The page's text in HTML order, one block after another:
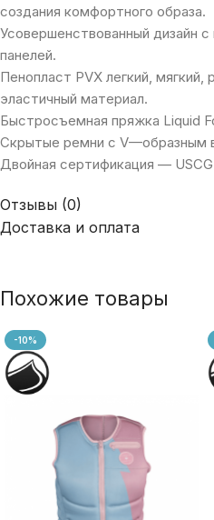
создания комфортного образа.
Усовершенствованный дизайн с
панелей.
Пенопласт PVХ легкий, мягкий,
эластичный материал.
Быстросъемная пряжка Liquid
Скрытые ремни с V—образным
Двойная сертификация — USCG
Отзывы (0)
Доставка и оплата
Похожие товары
-10%